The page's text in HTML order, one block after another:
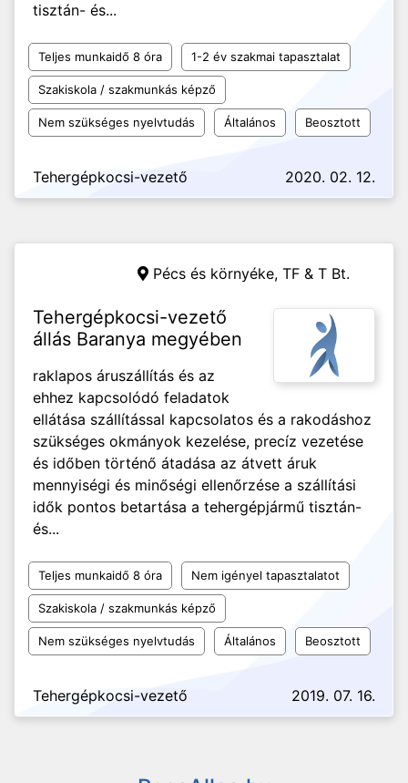
tisztán- és...
Teljes munkaidő 8 óra 1-2 év szakmai tapasztalat
Szakiskola / szakmunkás képző
Nem szükséges nyelvtudás Általános Beosztott
Tehergépkocsi-vezető 2020. 02. 12.
Pécs és környéke, TF & T Bt.
Tehergépkocsi-vezető
állás Baranya megyében
raklapos áruszállítás és az
ehhez kapcsolódó feladatok
ellátása szállítással kapcsolatos és a rakodáshoz
szükséges okmányok kezelése, precíz vezetése
és időben történő átadása az átvett áruk
mennyiségi és minőségi ellenőrzése a szállítási
idők pontos betartása a tehergépjármű tisztán-
és...
Teljes munkaidő 8 óra Nem igényel tapasztalatot
Szakiskola / szakmunkás képző
Nem szükséges nyelvtudás Általános Beosztott
Tehergépkocsi-vezető 2019. 07. 16.